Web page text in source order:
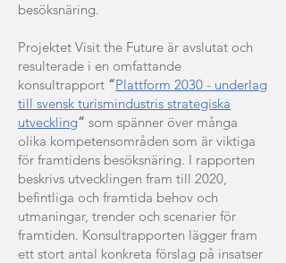
besöksnäring.
Projektet Visit the Future är avslutat och
resulterade i en omfattande
konsultrapport ”Plattform 2030 - underlag
till svensk turismindustris strategiska
utveckling” som spänner över många
olika kompetensområden som är viktiga
för framtidens besöksnäring. I rapporten
beskrivs utvecklingen fram till 2020,
befintliga och framtida behov och
utmaningar, trender och scenarier för
framtiden. Konsultrapporten lägger fram
ett stort antal konkreta förslag på insatser